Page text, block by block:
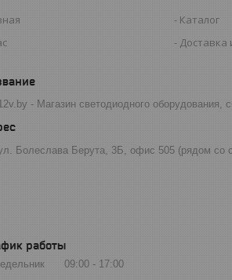
Каталог
Доставка
- Магазин светодиодного оборудования,
Болеслава Берута, 3Б, офис 505 (рядом со
работы
09:00
17:00